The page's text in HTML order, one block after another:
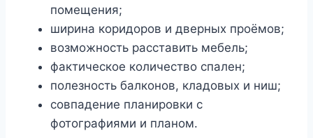
помещения;
ширина коридоров и дверных проёмов;
возможность расставить мебель;
фактическое количество спален;
полезность балконов, кладовых и ниш;
совпадение планировки с
фотографиями и планом.